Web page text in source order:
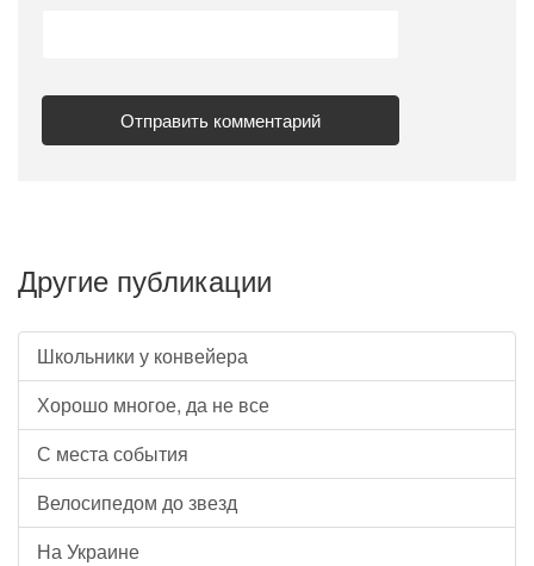
Другие публикации
Школьники у конвейера
Хорошо многое, да не все
С места события
Велосипедом до звезд
На Украине